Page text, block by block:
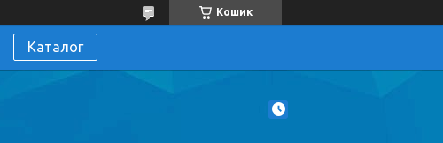
Кошик
Каталог